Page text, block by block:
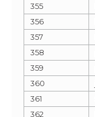
355
356
357
358
359
360
361
362